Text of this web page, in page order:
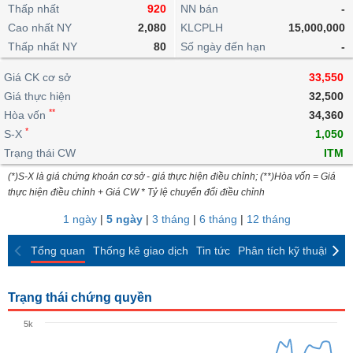
lỗ
dịch
nội
Niên
giám
Tài
liệu
cổ
Định
giá
ngoài
doanh
Top
cổ
phiếu
ngành
giao
dịch
dịch
Chứng
quyền
quan
Thống
giao
dịch
Thống
giao
dịch
Tin
tức
Phân
tích
kỹ
thuật
trực
tuyến
Bộ
lọc
cổ
So
sánh
Báo
cáo
Vĩ
mô
lai
Chứng
quyền
Trái
phiếu
IR
Awards
tạo
Dịch
vụ
Thấp nhất
920
Cao nhất NY
2,080
Thấp nhất NY
80
NN bán
-
KLCPLH
15,000,000
Số ngày đến hạn
-
Giá CK cơ sở
33,550
Giá thực hiện
32,500
Hòa vốn **
34,360
S-X *
1,050
Trạng thái CW
ITM
(*)S-X là giá chứng khoán cơ sở - giá thực hiện điều chỉnh; (**)Hòa vốn = Giá
thực hiện điều chỉnh + Giá CW * Tỷ lệ chuyển đổi điều chỉnh
1 ngày| 5 ngày| 3 tháng | 6 tháng | 12 tháng
Tổng quan Thống kê giao dịch Tin tức Phân tích kỹ thuật
Trạng thái chứng quyền
5k
BẤT
ĐỘNG
SẢN
TÀI
CHÍNH
HÀNG
KINH